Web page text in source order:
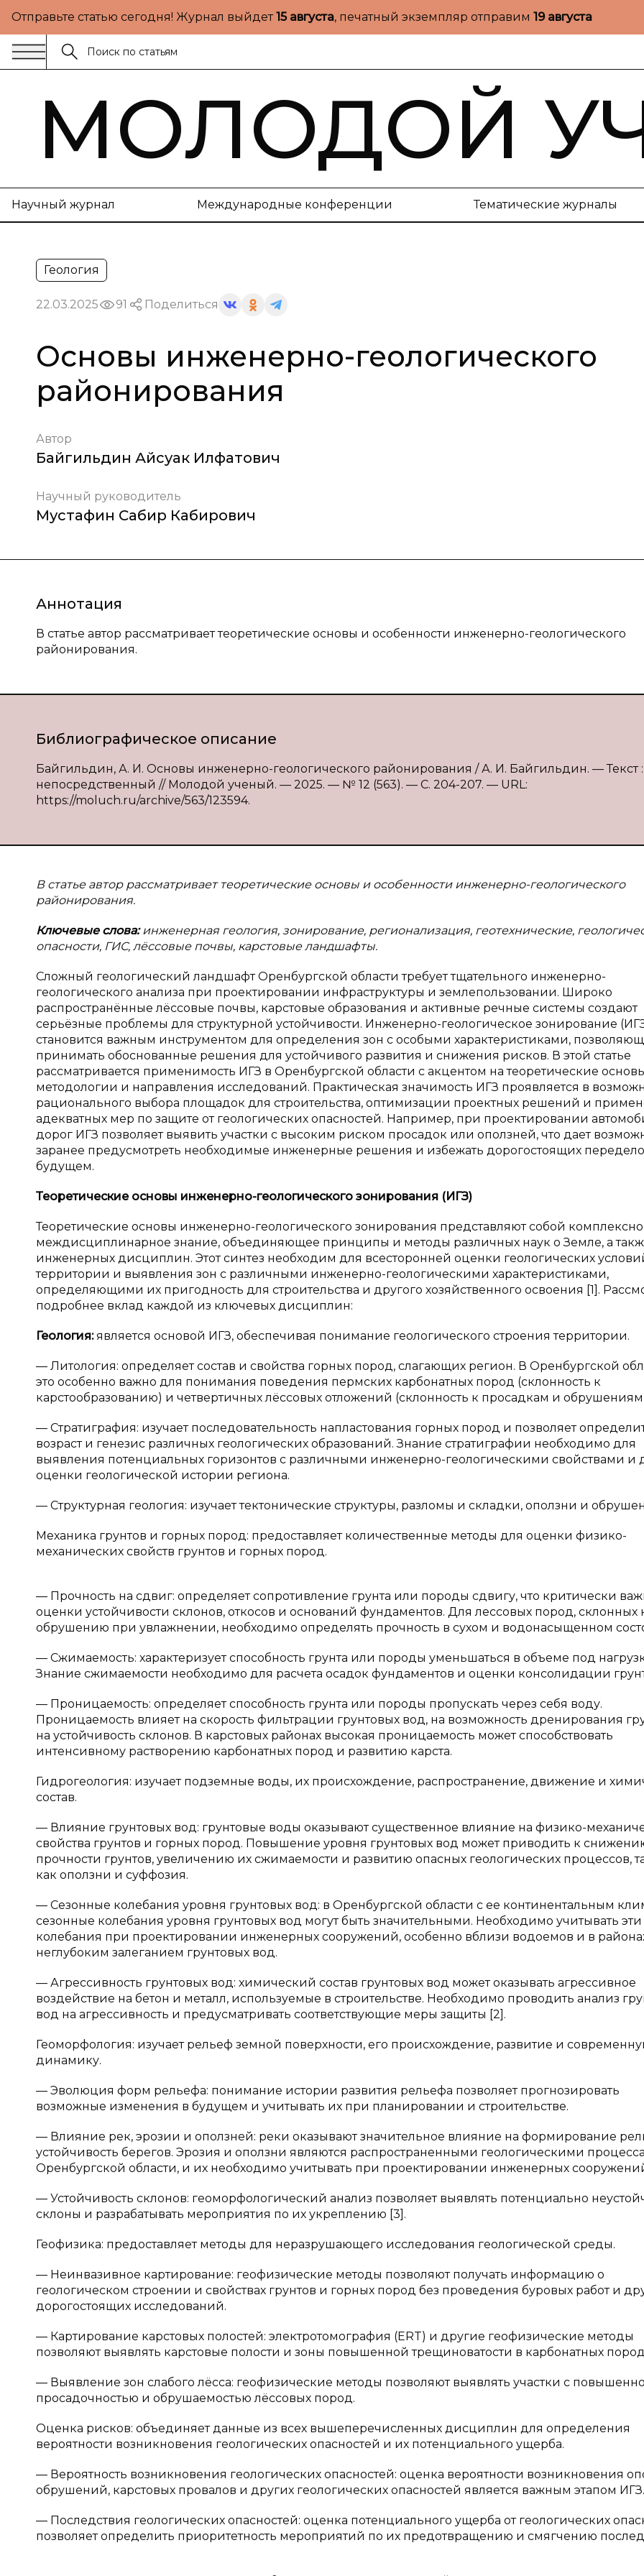
Отправьте статью сегодня! Журнал выйдет15 августа, печатный экземпляр отправим 19 августа
МОЛОДОЙ
Научный журнал Международные конференции Тематические журналы
Геология
22.03.2025 91 Поделиться
Основы инженерно-геологического
районирования
Автор
Байгильдин Айсуак Илфатович
Научный руководитель
Мустафин Сабир Кабирович
Аннотация
В статье автор рассматривает теоретические основы и особенности инженерно-геологического
районирования.
Библиографическое описание
Байгильдин, А. И. Основы инженерно-геологического районирования / А. И. Байгильдин. — Текст :
непосредственный // Молодой ученый. — 2025. — № 12 (563). — С. 204-207. — URL:
https://moluch.ru/archive/563/123594.
В статье автор рассматривает теоретические основы и особенности инженерно-геологического
районирования.
Ключевые слова:инженерная геология, зонирование, регионализация, геотехнические,
опасности, ГИС, лёссовые почвы, карстовые ландшафты.
Сложный геологический ландшафт Оренбургской области требует тщательного инженерно-
геологического анализа при проектировании инфраструктуры и землепользовании. Широко
распространённые лёссовые почвы, карстовые образования и активные речные системы создают
серьёзные проблемы для структурной устойчивости. Инженерно-геологическое зонирование
становится важным инструментом для определения зон с особыми характеристиками,
принимать обоснованные решения для устойчивого развития и снижения рисков. В этой статье
рассматривается применимость ИГЗ в Оренбургской области с акцентом на теоретические
методологии и направления исследований. Практическая значимость ИГЗ проявляется в
рационального выбора площадок для строительства, оптимизации проектных решений и
адекватных мер по защите от геологических опасностей. Например, при проектировании
дорог ИГЗ позволяет выявить участки с высоким риском просадок или оползней, что дает
заранее предусмотреть необходимые инженерные решения и избежать дорогостоящих
будущем.
Теоретические основы инженерно-геологического зонирования (ИГЗ)
Теоретические основы инженерно-геологического зонирования представляют собой
междисциплинарное знание, объединяющее принципы и методы различных наук о Земле, а
инженерных дисциплин. Этот синтез необходим для всесторонней оценки геологических
территории и выявления зон с различными инженерно-геологическими характеристиками,
определяющими их пригодность для строительства и другого хозяйственного освоения [1].
подробнее вклад каждой из ключевых дисциплин:
Геология:является основой ИГЗ, обеспечивая понимание геологического строения территории.
— Литология: определяет состав и свойства горных пород, слагающих регион. В Оренбургской
это особенно важно для понимания поведения пермских карбонатных пород (склонность к
карстообразованию) и четвертичных лёссовых отложений (склонность к просадкам и
— Стратиграфия: изучает последовательность напластования горных пород и позволяет
возраст и генезис различных геологических образований. Знание стратиграфии необходимо для
выявления потенциальных горизонтов с различными инженерно-геологическими свойствами и
оценки геологической истории региона.
— Структурная геология: изучает тектонические структуры, разломы и складки, оползни и
Механика грунтов и горных пород: предоставляет количественные методы для оценки физико-
механических свойств грунтов и горных пород.
— Прочность на сдвиг: определяет сопротивление грунта или породы сдвигу, что критически
оценки устойчивости склонов, откосов и оснований фундаментов. Для лессовых пород, склонных
обрушению при увлажнении, необходимо определять прочность в сухом и водонасыщенном
— Сжимаемость: характеризует способность грунта или породы уменьшаться в объеме под
Знание сжимаемости необходимо для расчета осадок фундаментов и оценки консолидации
— Проницаемость: определяет способность грунта или породы пропускать через себя воду.
Проницаемость влияет на скорость фильтрации грунтовых вод, на возможность дренирования
на устойчивость склонов. В карстовых районах высокая проницаемость может способствовать
интенсивному растворению карбонатных пород и развитию карста.
Гидрогеология: изучает подземные воды, их происхождение, распространение, движение и
состав.
— Влияние грунтовых вод: грунтовые воды оказывают существенное влияние на физико-
свойства грунтов и горных пород. Повышение уровня грунтовых вод может приводить к
прочности грунтов, увеличению их сжимаемости и развитию опасных геологических процессов,
как оползни и суффозия.
— Сезонные колебания уровня грунтовых вод: в Оренбургской области с ее континентальным
сезонные колебания уровня грунтовых вод могут быть значительными. Необходимо учитывать эти
колебания при проектировании инженерных сооружений, особенно вблизи водоемов и в
неглубоким залеганием грунтовых вод.
— Агрессивность грунтовых вод: химический состав грунтовых вод может оказывать агрессивное
воздействие на бетон и металл, используемые в строительстве. Необходимо проводить анализ
вод на агрессивность и предусматривать соответствующие меры защиты [2].
Геоморфология: изучает рельеф земной поверхности, его происхождение, развитие и
динамику.
— Эволюция форм рельефа: понимание истории развития рельефа позволяет прогнозировать
возможные изменения в будущем и учитывать их при планировании и строительстве.
— Влияние рек, эрозии и оползней: реки оказывают значительное влияние на формирование
устойчивость берегов. Эрозия и оползни являются распространенными геологическими
Оренбургской области, и их необходимо учитывать при проектировании инженерных
— Устойчивость склонов: геоморфологический анализ позволяет выявлять потенциально
склоны и разрабатывать мероприятия по их укреплению [3].
Геофизика: предоставляет методы для неразрушающего исследования геологической среды.
— Неинвазивное картирование: геофизические методы позволяют получать информацию о
геологическом строении и свойствах грунтов и горных пород без проведения буровых работ и
дорогостоящих исследований.
— Картирование карстовых полостей: электротомография (ERT) и другие геофизические методы
позволяют выявлять карстовые полости и зоны повышенной трещиноватости в карбонатных
— Выявление зон слабого лёсса: геофизические методы позволяют выявлять участки с
просадочностью и обрушаемостью лёссовых пород.
Оценка рисков: объединяет данные из всех вышеперечисленных дисциплин для определения
вероятности возникновения геологических опасностей и их потенциального ущерба.
— Вероятность возникновения геологических опасностей: оценка вероятности возникновения
обрушений, карстовых провалов и других геологических опасностей является важным этапом ИГЗ.
— Последствия геологических опасностей: оценка потенциального ущерба от геологических
позволяет определить приоритетность мероприятий по их предотвращению и смягчению